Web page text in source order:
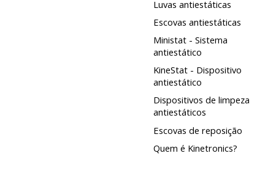
Luvas antiestáticas
Escovas antiestáticas
Ministat - Sistema
antiestático
KineStat - Dispositivo
antiestático
Dispositivos de limpeza
antiestáticos
Escovas de reposição
Quem é Kinetronics?